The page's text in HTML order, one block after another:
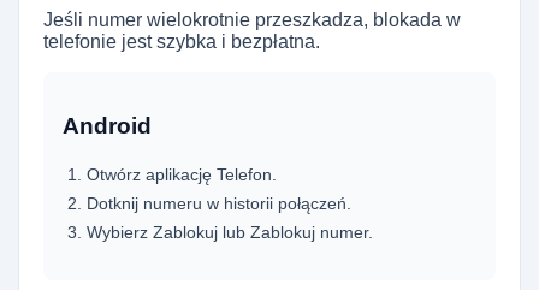
Jeśli numer wielokrotnie przeszkadza, blokada w
telefonie jest szybka i bezpłatna.
Android
Otwórz aplikację Telefon.
Dotknij numeru w historii połączeń.
Wybierz Zablokuj lub Zablokuj numer.